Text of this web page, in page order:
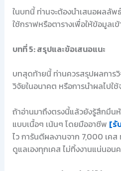
ในบทนี้ ท่านจะต้องนำเสนอผลลัพ
ใช้กราฟหรือตารางเพื่อให้ข้อมูลเ
บทที่ 5: สรุปและข้อเสนอแนะ
บทสุดท้ายนี้ ท่านควรสรุปผลการวิ
วิจัยในอนาคต หรือการนำผลไปใช้
ถ้าอ่านมาถึงตรงนี้แล้วยังรู้สึกมึน
แบบเนื้อๆ เน้นๆ โดยมืออาชีพ [รั
ไว การันตีผลงานจาก 7,000 เค
ดูแลเองทุกเคส ไม่ทิ้งงานแน่นอน